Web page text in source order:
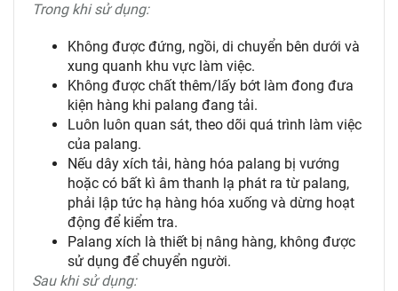
Trong khi sử dụng:
Không được đứng, ngồi, di chuyển bên dưới và
xung quanh khu vực làm việc.
Không được chất thêm/lấy bớt làm đong đưa
kiện hàng khi palang đang tải.
Luôn luôn quan sát, theo dõi quá trình làm việc
của palang.
Nếu dây xích tải, hàng hóa palang bị vướng
hoặc có bất kì âm thanh lạ phát ra từ palang,
phải lập tức hạ hàng hóa xuống và dừng hoạt
động để kiểm tra.
Palang xích là thiết bị nâng hàng, không được
sử dụng để chuyển người.
Sau khi sử dụng: